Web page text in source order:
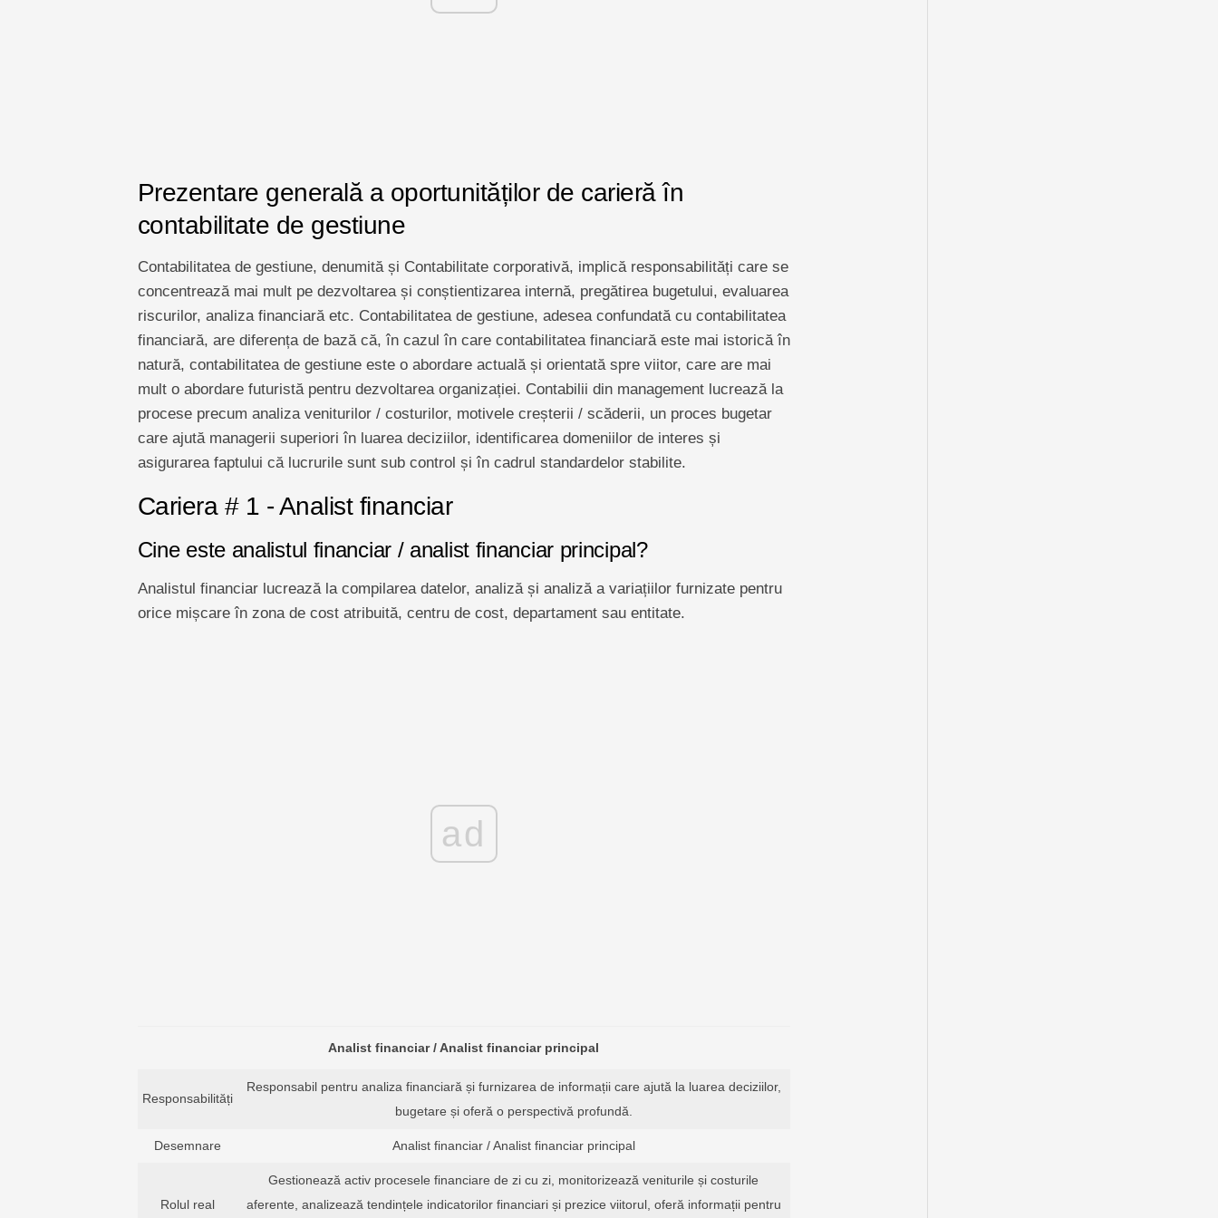
Prezentare generală a oportunităților de carieră în
contabilitate de gestiune
Contabilitatea de gestiune, denumită și Contabilitate corporativă, implică responsabilități care se
concentrează mai mult pe dezvoltarea și conștientizarea internă, pregătirea bugetului, evaluarea
riscurilor, analiza financiară etc. Contabilitatea de gestiune, adesea confundată cu contabilitatea
financiară, are diferența de bază că, în cazul în care contabilitatea financiară este mai istorică în
natură, contabilitatea de gestiune este o abordare actuală și orientată spre viitor, care are mai
mult o abordare futuristă pentru dezvoltarea organizației. Contabilii din management lucrează la
procese precum analiza veniturilor / costurilor, motivele creșterii / scăderii, un proces bugetar
care ajută managerii superiori în luarea deciziilor, identificarea domeniilor de interes și
asigurarea faptului că lucrurile sunt sub control și în cadrul standardelor stabilite.
Cariera # 1 - Analist financiar
Cine este analistul financiar / analist financiar principal?
Analistul financiar lucrează la compilarea datelor, analiză și analiză a variațiilor furnizate pentru
orice mișcare în zona de cost atribuită, centru de cost, departament sau entitate.
ad
Analist financiar / Analist financiar principal
Responsabilități
Responsabil pentru analiza financiară și furnizarea de informații care ajută la luarea deciziilor,
bugetare și oferă o perspectivă profundă.
Desemnare Analist financiar / Analist financiar principal
Rolul real
Gestionează activ procesele financiare de zi cu zi, monitorizează veniturile și costurile
aferente, analizează tendințele indicatorilor financiari și prezice viitorul, oferă informații pentru